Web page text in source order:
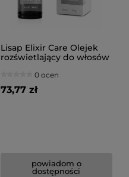
Lisap Elixir Care Olejek
rozświetlający do włosów
0 ocen
73,77 zł
powiadom o
dostępności